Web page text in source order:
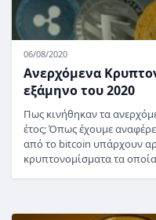
06/08/2020
Ανερχόμενα
εξάμηνο του 2020
Πως κινήθηκαν τα
έτος; Όπως έχουμε
από το bitcoin υπάρχουν
κρυπτονομίσματα τα